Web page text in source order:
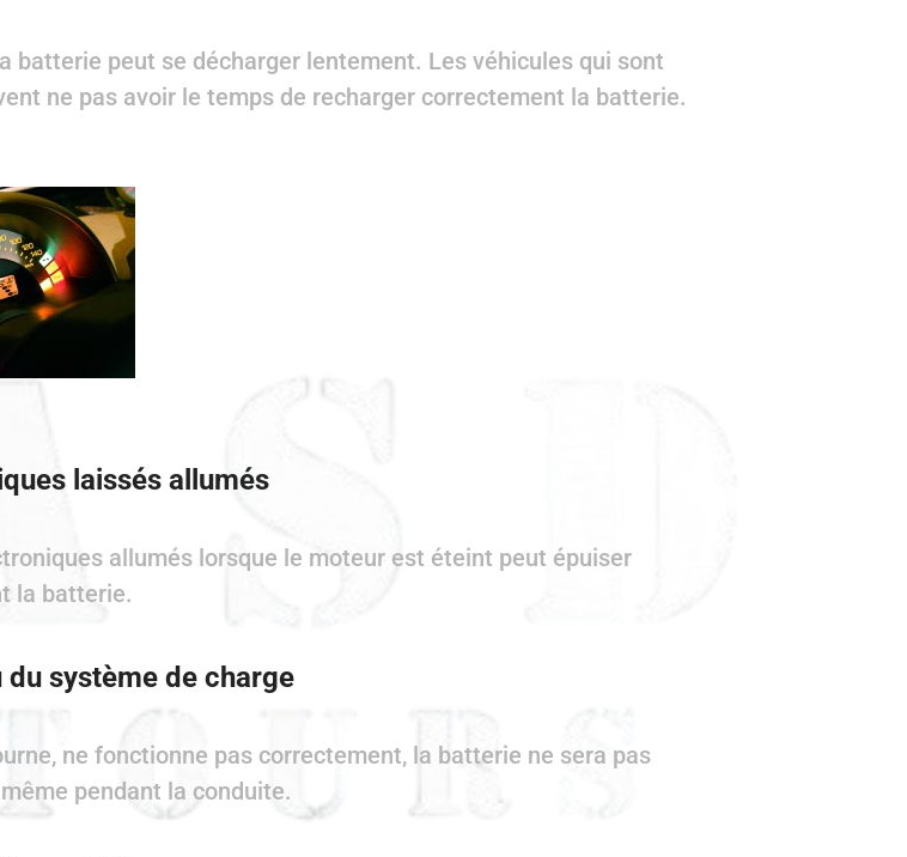
batterie peut se décharger lentement. Les véhicules qui sont
ne pas avoir le temps de recharger correctement la batterie.
laissés allumés
allumés lorsque le moteur est éteint peut épuiser
la batterie.
système de charge
ne fonctionne pas correctement, la batterie ne sera pas
pendant la conduite.